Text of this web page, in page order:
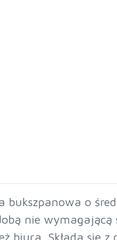
bukszpanowa o
nie
biura. Składa się z